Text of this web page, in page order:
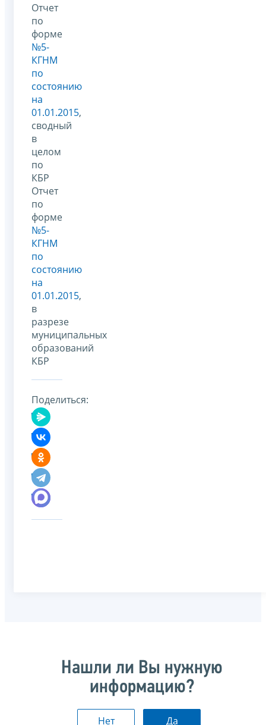
Отчет
по
форме
№5-
КГНМ
по
состоянию
на
01.01.2015,
сводный
в
целом
по
КБР
Отчет
по
форме
№5-
КГНМ
по
состоянию
на
01.01.2015,
в
разрезе
муниципальных
образований
КБР
Поделиться:
Нашли ли Вы нужную
информацию?
Нет Да